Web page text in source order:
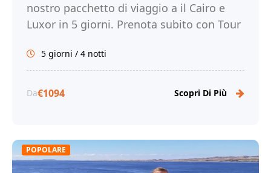
nostro pacchetto di viaggio a il Cairo e
Luxor in 5 giorni. Prenota subito con Tour
5 giorni / 4 notti
Da€1094 Scopri Di Più
POPOLARE